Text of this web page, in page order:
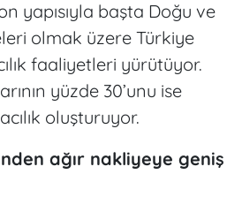
yapısıyla başta Doğu ve
olmak üzere Türkiye
faaliyetleri yürütüyor.
yüzde 30’unu ise
oluşturuyor.
ağır nakliyeye geniş